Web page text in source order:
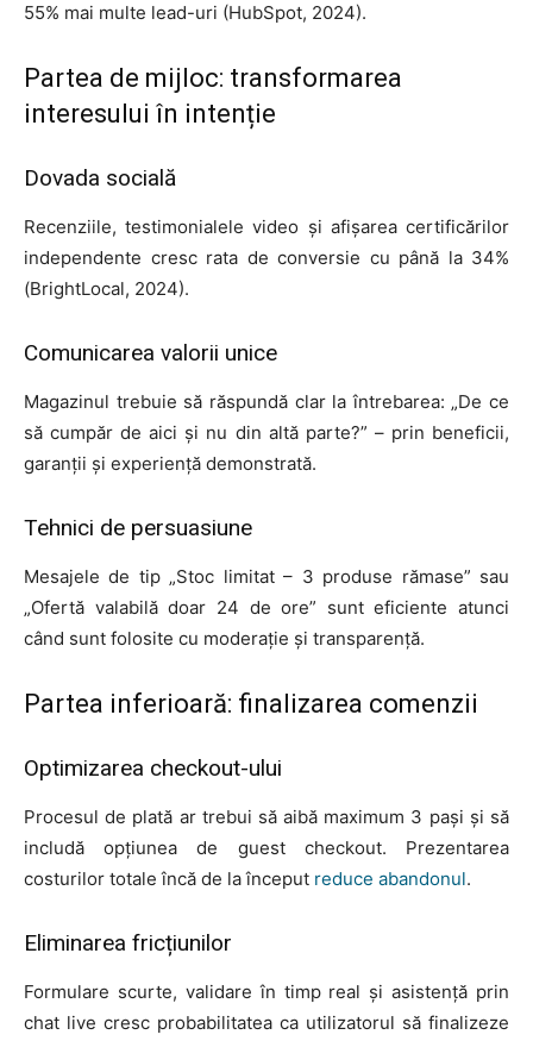
55% mai multe lead-uri (HubSpot, 2024).
Partea de mijloc: transformarea
interesului în intenție
Dovada socială
Recenziile, testimonialele video și afișarea certificărilor
independente cresc rata de conversie cu până la 34%
(BrightLocal, 2024).
Comunicarea valorii unice
Magazinul trebuie să răspundă clar la întrebarea: „De ce
să cumpăr de aici și nu din altă parte?” – prin beneficii,
garanții și experiență demonstrată.
Tehnici de persuasiune
Mesajele de tip „Stoc limitat – 3 produse rămase” sau
„Ofertă valabilă doar 24 de ore” sunt eficiente atunci
când sunt folosite cu moderație și transparență.
Partea inferioară: finalizarea comenzii
Optimizarea checkout-ului
Procesul de plată ar trebui să aibă maximum 3 pași și să
includă opțiunea de guest checkout. Prezentarea
costurilor totale încă de la început reduce abandonul.
Eliminarea fricțiunilor
Formulare scurte, validare în timp real și asistență prin
chat live cresc probabilitatea ca utilizatorul să finalizeze